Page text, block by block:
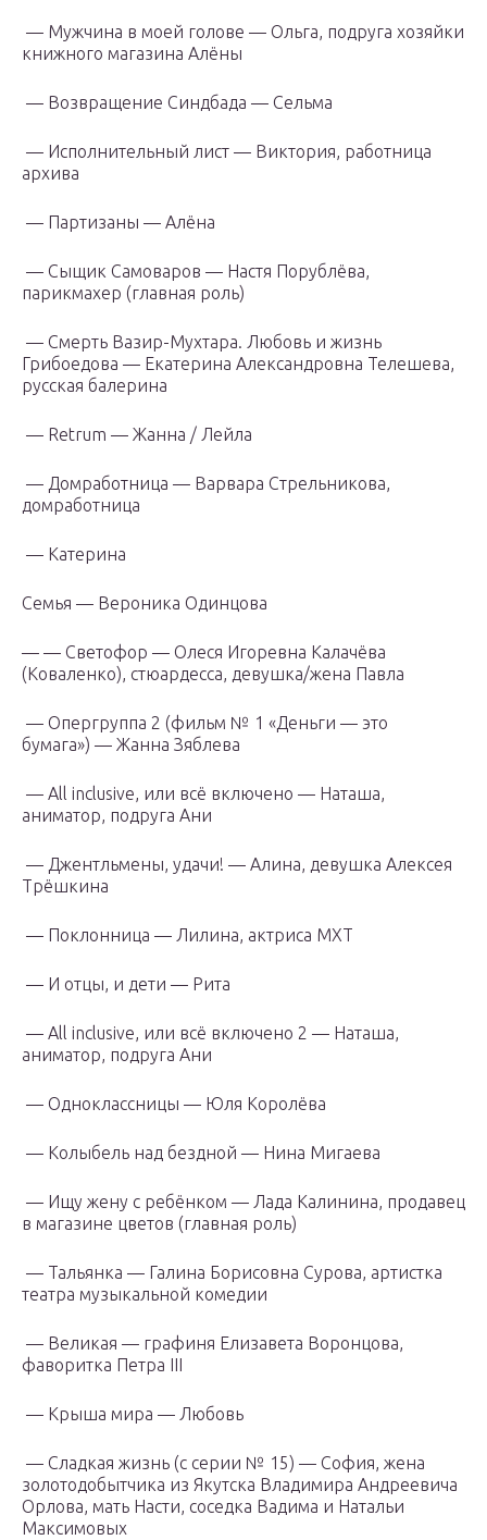
— Мужчина в моей голове — Ольга, подруга хозяйки
книжного магазина Алёны
— Возвращение Синдбада — Сельма
— Исполнительный лист — Виктория, работница
архива
— Партизаны — Алёна
— Сыщик Самоваров — Настя Порублёва,
парикмахер (главная роль)
— Смерть Вазир-Мухтара. Любовь и жизнь
Грибоедова — Екатерина Александровна Телешева,
русская балерина
— Retrum — Жанна / Лейла
— Домработница — Варвара Стрельникова,
домработница
— Катерина
Семья — Вероника Одинцова
— — Светофор — Олеся Игоревна Калачёва
(Коваленко), стюардесса, девушка/жена Павла
— Опергруппа 2 (фильм № 1 «Деньги — это
бумага») — Жанна Зяблева
— All inclusive, или всё включено — Наташа,
аниматор, подруга Ани
— Джентльмены, удачи! — Алина, девушка Алексея
Трёшкина
— Поклонница — Лилина, актриса МХТ
— И отцы, и дети — Рита
— All inclusive, или всё включено 2 — Наташа,
аниматор, подруга Ани
— Одноклассницы — Юля Королёва
— Колыбель над бездной — Нина Мигаева
— Ищу жену с ребёнком — Лада Калинина, продавец
в магазине цветов (главная роль)
— Тальянка — Галина Борисовна Сурова, артистка
театра музыкальной комедии
— Великая — графиня Елизавета Воронцова,
фаворитка Петра III
— Крыша мира — Любовь
— Сладкая жизнь (с серии № 15) — София, жена
золотодобытчика из Якутска Владимира Андреевича
Орлова, мать Насти, соседка Вадима и Натальи
Максимовых